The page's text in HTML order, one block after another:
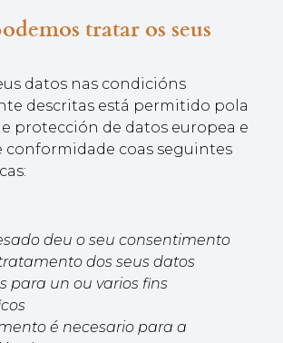
tratar os seus
datos nas condicións
descritas está permitido pola
protección de datos europea e
conformidade coas seguintes
deu o seu consentimento
dos seus datos
para un ou varios fins
é necesario para a